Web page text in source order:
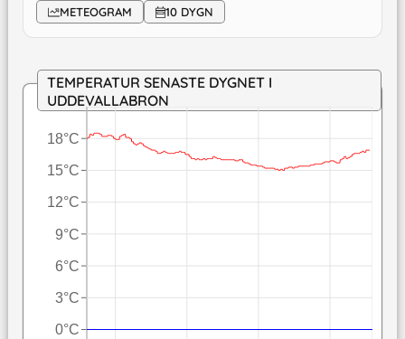
METEOGRAM 10 DYGN
TEMPERATUR SENASTE DYGNET I
UDDEVALLABRON
0°C
3°C
6°C
9°C
12°C
15°C
18°C